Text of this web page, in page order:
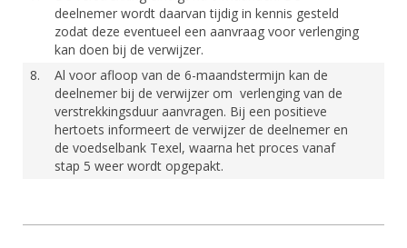
deelnemer wordt daarvan tijdig in kennis gesteld
zodat deze eventueel een aanvraag voor verlenging
kan doen bij de verwijzer.
8.
Al voor afloop van de 6-maandstermijn kan de
deelnemer bij de verwijzer om verlenging van de
verstrekkingsduur aanvragen. Bij een positieve
hertoets informeert de verwijzer de deelnemer en
de voedselbank Texel, waarna het proces vanaf
stap 5 weer wordt opgepakt.